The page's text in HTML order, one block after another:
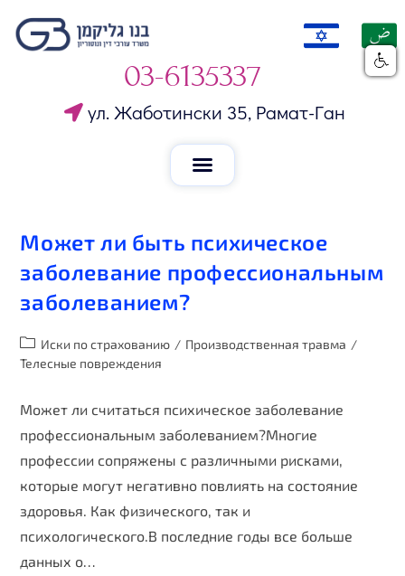
03-6135337
ул. Жаботински 35, Рамат-Ган
Может ли быть психическое
заболевание профессиональным
заболеванием?
Иски по страхованию / Производственная травма /
Телесные повреждения
Может ли считаться психическое заболевание
профессиональным заболеванием?Многие
профессии сопряжены с различными рисками,
которые могут негативно повлиять на состояние
здоровья. Как физического, так и
психологического.В последние годы все больше
данных о…